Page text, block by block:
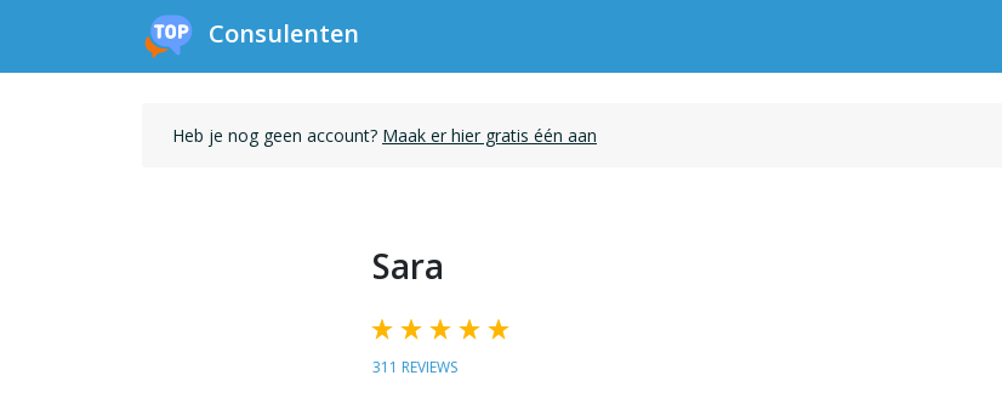
Consulenten
Heb je nog geen account? Maak er hier gratis één aan
Sara
311 REVIEWS